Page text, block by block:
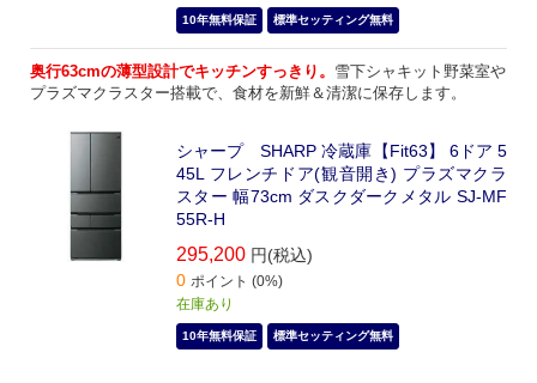
10年無料保証 標準セッティング無料
奥行63cmの薄型設計でキッチンすっきり。 雪下シャキット野菜室や
プラズマクラスター搭載で、食材を新鮮＆清潔に保存します。
シャープ SHARP 冷蔵庫【Fit63】 6ドア 5
45L フレンチドア(観音開き) プラズマクラ
スター 幅73cm ダスクダークメタル SJ-MF
55R-H
295,200 円(税込)
0 ポイント (0%)
在庫あり
10年無料保証 標準セッティング無料